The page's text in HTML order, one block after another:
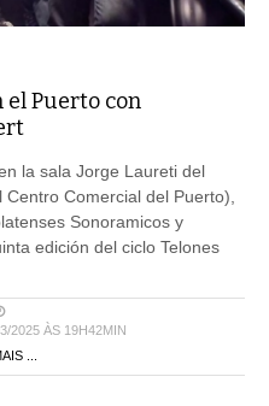
el Puerto con
la sala Jorge Laureti del
Comercial del Puerto),
Sonoramicos y
edición del ciclo Telones
2025 ÀS 19H42MIN
...